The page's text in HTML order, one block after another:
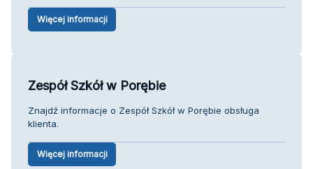
Więcej informacji
Zespół Szkół w Porębie
Znajdź informacje o Zespół Szkół w Porębie obsługa
klienta.
Więcej informacji